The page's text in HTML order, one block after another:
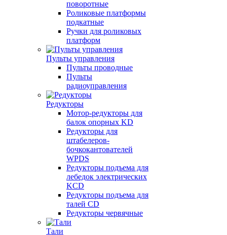
поворотные
Роликовые платформы
подкатные
Ручки для роликовых
платформ
Пульты управления
Пульты проводные
Пульты
радиоуправления
Редукторы
Мотор-редукторы для
балок опорных KD
Редукторы для
штабелеров-
бочкокантователей
WPDS
Редукторы подъема для
лебедок электрических
KCD
Редукторы подъема для
талей CD
Редукторы червячные
Тали